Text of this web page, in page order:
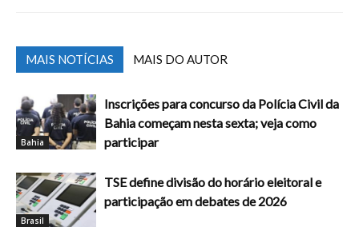
MAIS NOTÍCIAS MAIS DO AUTOR
Bahia
Inscrições para concurso da Polícia Civil da
Bahia começam nesta sexta; veja como
participar
Brasil
TSE define divisão do horário eleitoral e
participação em debates de 2026